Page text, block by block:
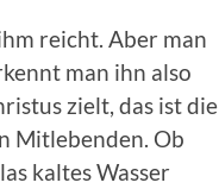
reicht. Aber man
man ihn also
zielt, das ist die
Mitlebenden. Ob
kaltes Wasser